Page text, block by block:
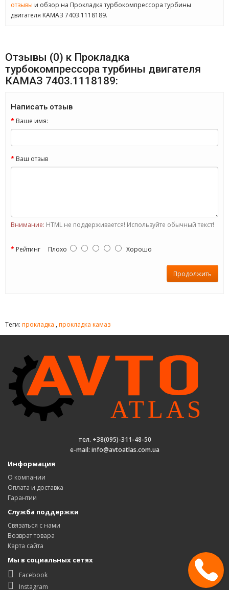
отзывы и обзор на Прокладка турбокомпрессора турбины
двигателя КАМАЗ 7403.1118189.
Отзывы (0) к Прокладка
турбокомпрессора турбины двигателя
КАМАЗ 7403.1118189:
Написать отзыв
Ваше имя:
Ваш отзыв
Внимание: HTML не поддерживается! Используйте обычный текст!
Рейтинг Плохо Хорошо
Продолжить
Теги: прокладка , прокладка камаз
тел. +38(095)-311-48-50
e-mail: info@avtoatlas.com.ua
Информация
О компании
Оплата и доставка
Гарантии
Служба поддержки
Связаться с нами
Возврат товара
Карта сайта
Мы в социальных сетях
Facebook
Instagram